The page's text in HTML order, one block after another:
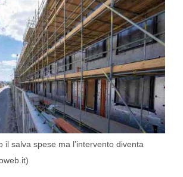
il salva spese ma l’intervento diventa